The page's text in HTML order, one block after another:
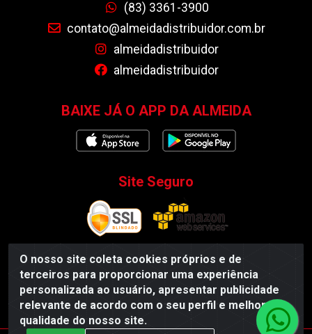
O nosso site coleta cookies próprios e de
terceiros para proporcionar uma experiência
personalizada ao usuário, apresentar publicidade
relevante de acordo com o seu perfil e melhorar a
qualidade do nosso site.
(83) 3361-3900
contato@almeidadistribuidor.com.br
almeidadistribuidor
almeidadistribuidor
BAIXE JÁ O APP DA ALMEIDA
Site Seguro
Almeida Distribuidor - Rodovia BR 104, S/N, Centro -
Esperança/PB - CEP 58135-000 - CNPJ 35.419.548/0001-55